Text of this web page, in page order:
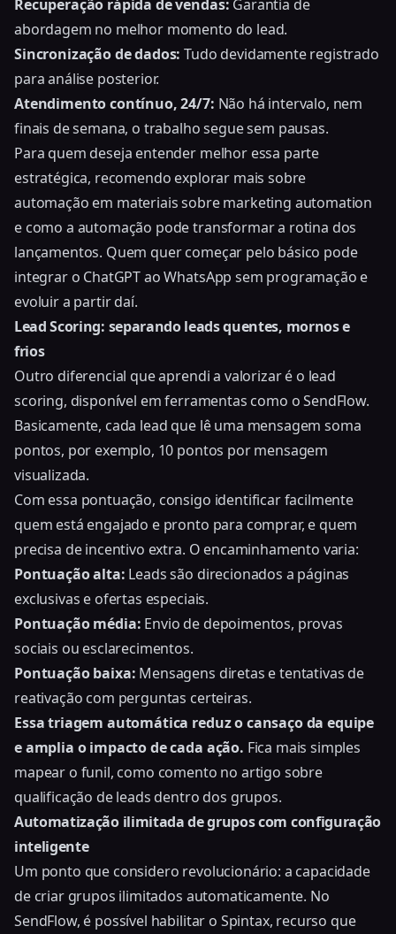
Recuperação rápida de vendas: Garantia de
abordagem no melhor momento do lead.
Sincronização de dados: Tudo devidamente registrado
para análise posterior.
Atendimento contínuo, 24/7: Não há intervalo, nem
finais de semana, o trabalho segue sem pausas.
Para quem deseja entender melhor essa parte
estratégica, recomendo explorar mais sobre
automação em materiais sobre marketing automation
e como a automação pode transformar a rotina dos
lançamentos. Quem quer começar pelo básico pode
integrar o ChatGPT ao WhatsApp sem programação e
evoluir a partir daí.
Lead Scoring: separando leads quentes, mornos e
frios
Outro diferencial que aprendi a valorizar é o lead
scoring, disponível em ferramentas como o SendFlow.
Basicamente, cada lead que lê uma mensagem soma
pontos, por exemplo, 10 pontos por mensagem
visualizada.
Com essa pontuação, consigo identificar facilmente
quem está engajado e pronto para comprar, e quem
precisa de incentivo extra. O encaminhamento varia:
Pontuação alta: Leads são direcionados a páginas
exclusivas e ofertas especiais.
Pontuação média: Envio de depoimentos, provas
sociais ou esclarecimentos.
Pontuação baixa: Mensagens diretas e tentativas de
reativação com perguntas certeiras.
Essa triagem automática reduz o cansaço da equipe
e amplia o impacto de cada ação. Fica mais simples
mapear o funil, como comento no artigo sobre
qualificação de leads dentro dos grupos.
Automatização ilimitada de grupos com configuração
inteligente
Um ponto que considero revolucionário: a capacidade
de criar grupos ilimitados automaticamente. No
SendFlow, é possível habilitar o Spintax, recurso que